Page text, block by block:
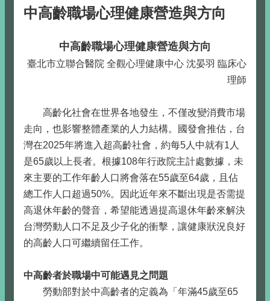
中高齡職場心理健康營造與方向
中高齡職場心理健康營造與方向
臺北市立聯合醫院 全觀心理健康中心 沈晏羽 臨床心
理師
高齡化社會在世界各地發生，不僅改變消費市場
走向，也影響整體產業的人力結構。國發會推估，台
灣在2025年將進入超高齡社會，約每5人中就有1人
是65歲以上長者。根據108年行政院主計處數據，未
來主要的工作年齡人口將會落在55歲至64歲，且佔
總工作人口超過50%。因此近年來不斷出現是否需提
高退休年齡的聲音，希望能透過提高退休年齡來解決
台灣勞動人口不足及少子化的衝擊，讓健康狀況良好
的高齡人口可繼續留任工作。
中高齡者於職場中可能遇見之問題
勞動部對於中高齡者的定義為「年滿45歲至65